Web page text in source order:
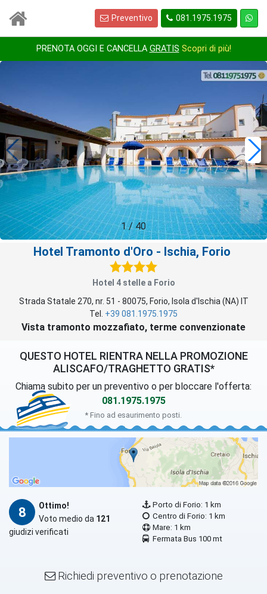
Preventivo 081.1975.1975
PRENOTA OGGI E CANCELLA GRATIS Scopri di più!
1/40
Hotel Tramonto d'Oro - Ischia, Forio
Hotel 4 stelle a Forio
Strada Statale 270, nr. 51 - 80075, Forio, Isola d'Ischia (NA) IT
Tel. +39 081.1975.1975
Vista tramonto mozzafiato, terme convenzionate
QUESTO HOTEL RIENTRA NELLA PROMOZIONE
ALISCAFO/TRAGHETTO GRATIS*
Chiama subito per un preventivo o per bloccare l'offerta:
081.1975.1975
* Fino ad esaurimento posti.
8
Ottimo!
Voto medio da 121
giudizi verificati
Porto di Forio: 1 km
Centro di Forio: 1 km
Mare: 1 km
Fermata Bus 100 mt
Richiedi preventivo o prenotazione